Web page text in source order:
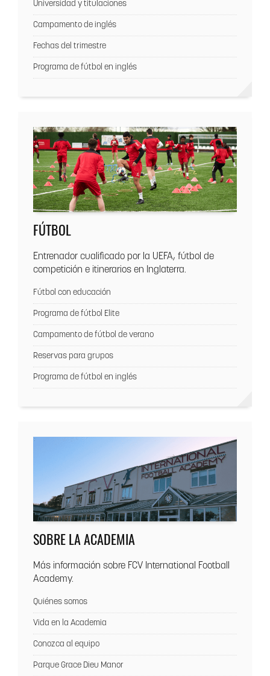
Universidad y titulaciones
Campamento de inglés
Fechas del trimestre
Programa de fútbol en inglés
FÚTBOL
Entrenador cualificado por la UEFA, fútbol de
competición e itinerarios en Inglaterra.
Fútbol con educación
Programa de fútbol Elite
Campamento de fútbol de verano
Reservas para grupos
Programa de fútbol en inglés
SOBRE LA ACADEMIA
Más información sobre FCV International Football
Academy.
Quiénes somos
Vida en la Academia
Conozca al equipo
Parque Grace Dieu Manor